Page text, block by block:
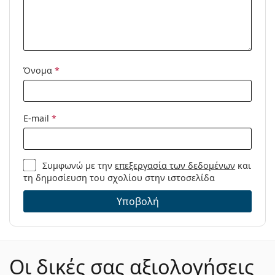
Όνομα *
E-mail *
Συμφωνώ με τηνεπεξεργασία των δεδομένων και
τη δημοσίευση του σχολίου στην ιστοσελίδα
Υποβολή
Οι δικές σας αξιολογήσεις